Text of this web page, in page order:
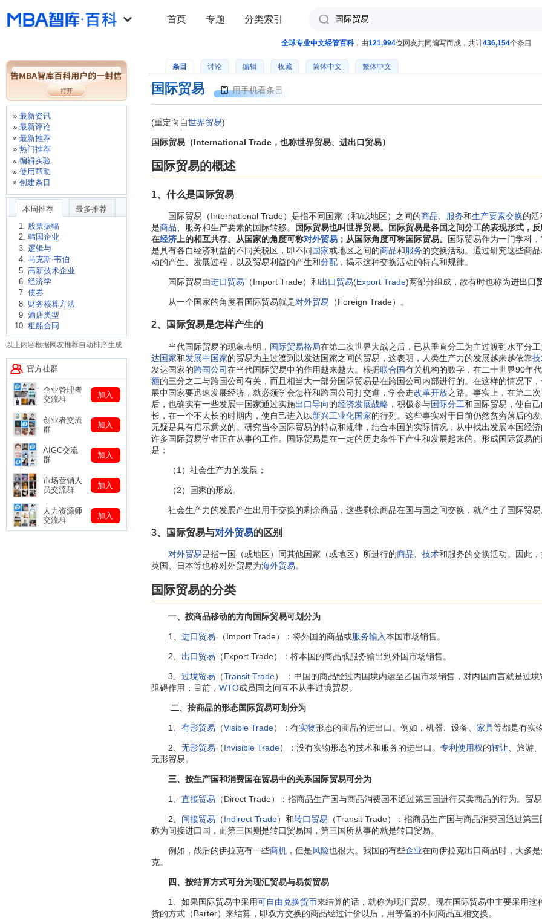
全球专业中文经管百科 ，由121,994位网友共同编写而成，共计436,154个条目
条目 讨论 编辑 收藏 简体中文 繁体中文
国际贸易 用手机看条目
(重定向自世界贸易)
国际贸易（International Trade，也称世界贸易、进出口贸易）
国际贸易的概述
1、什么是国际贸易
国际贸易（International Trade）是指不同国家（和/或地区）之间的商品 服务和生产要素交换的活
是商品 、服务和生产要素的国际转移。
国际贸易也叫世界贸易。国际贸易是各国之间分工的表现形式，
在经济 上的相互共存。从国家的角度可称对外贸易 ；从国际角度可称国际贸易。
国际贸易作为一门学科
是具有各自经济利益的不同关税区，即不同 国家或地区之间的商品和服务的交换活动。通过研究这些商
动的产生、发展过程，以及贸易利益的产生和分配 ，揭示这种交换活动的特点和规律。
国际贸易由进口贸易 （Import Trade）和出口贸易(Export Trade)两部分组成，故有时也称为进出口
从一个国家的角度看国际贸易就是对外贸易 （Foreign Trade）。
2、国际贸易是怎样产生的
当代国际贸易的现象表明， 国际贸易格局在第二次世界大战之后，已从垂直分工为主过渡到水平分
达国家和发展中国家的贸易为主过渡到以发达国家之间的贸易，这表明，人类生产力的发展越来越依靠
发达国家的跨国公司在当代国际贸易中的作用越来越大。根据联合国有关机构的数字，在二十世界90年代
额的三分之二与跨国公司有关，而且相当大一部分国际贸易是在跨国公司内部进行的。在这样的情况下
展中国家要迅速发展经济，就必须学会怎样和跨国公司打交道，学会走改革开放之路。事实上，在第二
后，也确实有一些发展中国家通过实施出口导向的经济发展战略 ，积极参与国际分工和国际贸易，使自
长，在一个不太长的时期内，使自己进入以新兴工业化国家的行列。这些事实对于日前仍然贫穷落后的
无疑是具有启示意义的。研究当今国际贸易的特点和规律，结合本国的实际情况，从中找出发展本国经
许多国际贸易学者正在从事的工作。国际贸易是在一定的历史条件下产生和发展起来的。形成国际贸易
是：
（1）社会生产力的发展；
（2）国家的形成。
社会生产力的发展产生出用于交换的剩余商品，这些剩余商品在国与国之间交换，就产生了国际贸易
3、国际贸易与对外贸易的区别
对外贸易是指一国（或地区）同其他国家（或地区）所进行的商品、 技术和服务的交换活动。因此
英国、日本等也称对外贸易为海外贸易。
国际贸易的分类
一、按商品移动的方向国际贸易可划分为
1、 进口贸易 （Import Trade）：将外国的商品或服务输入本国市场销售。
2、 出口贸易 （Export Trade）：将本国的商品或服务输出到外国市场销售。
3、 过境贸易 （Transit Trade） ：甲国的商品经过丙国境内运至乙国市场销售，对丙国而言就是过
阻碍作用，目前， WTO成员国之间互不从事过境贸易。
二、按商品的形态国际贸易可划分为
1、 有形贸易 （Visible Trade）：有实物形态的商品的进出口。例如，机器、设备、 家具等都是有实
2、 无形贸易 （Invisible Trade）：没有实物形态的技术和服务的进出口。 专利 使用权的转让 、旅游、
无形贸易。
三、按生产国和消费国在贸易中的关系国际贸易可分为
1、 直接贸易 （Direct Trade）：指商品生产国与商品消费国不通过第三国进行买卖商品的行为。贸
2、 间接贸易 （Indirect Trade）和转口贸易 （Transit Trade）：指商品生产国与商品消费国通过第
称为间接进口国，而第三国则是转口贸易国，第三国所从事的就是转口贸易。
例如，战后的伊拉克有一些商机 ，但是风险也很大。我国的有些企业在向伊拉克出口商品时，大多
克。
四、按结算方式可分为现汇贸易与易货贸易
1、如果国际贸易中采用可自由兑换货币来结算的话，就称为现汇贸易。现在国际贸易中主要采用
货的方式（Barter）来结算，即双方交换的商品经过计价以后，用等值的不同商品互相交换。
首页 专题 分类索引
最新资讯
最新评论
最新推荐
热门推荐
编辑实验
使用帮助
创建条目
本周推荐
最多推荐
股票振幅
韩国企业
逻辑与
马克斯·韦伯
高新技术企业
经济学
债券
财务核算方法
酒店类型
租船合同
以上内容根据网友推荐自动排序生成
官方社群
企业管理者
交流群
加入
创业者交流
群
加入
AIGC交流
群
加入
市场营销人
员交流群
加入
人力资源师
交流群
加入